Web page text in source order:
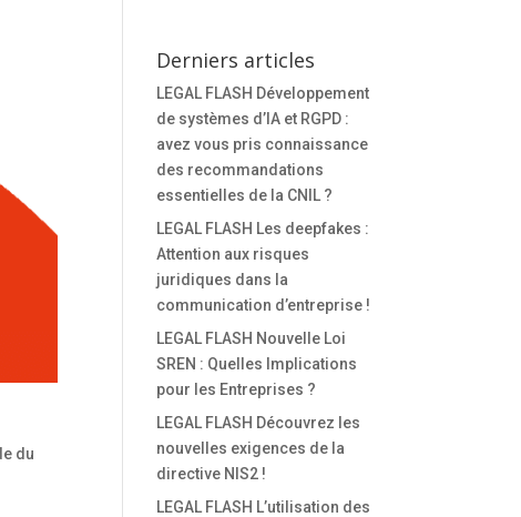
du
Derniers articles
LEGAL FLASH Développement
de systèmes d’IA et RGPD :
avez vous pris connaissance
des recommandations
essentielles de la CNIL ?
LEGAL FLASH Les deepfakes :
Attention aux risques
juridiques dans la
communication d’entreprise !
LEGAL FLASH Nouvelle Loi
SREN : Quelles Implications
pour les Entreprises ?
LEGAL FLASH Découvrez les
nouvelles exigences de la
directive NIS2 !
LEGAL FLASH L’utilisation des